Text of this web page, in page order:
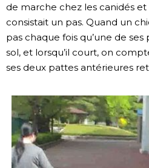
de marche chez les canidés
consistait un pas. Quand un
pas chaque fois qu’une de
sol, et lorsqu’il court, on
ses deux pattes antérieures